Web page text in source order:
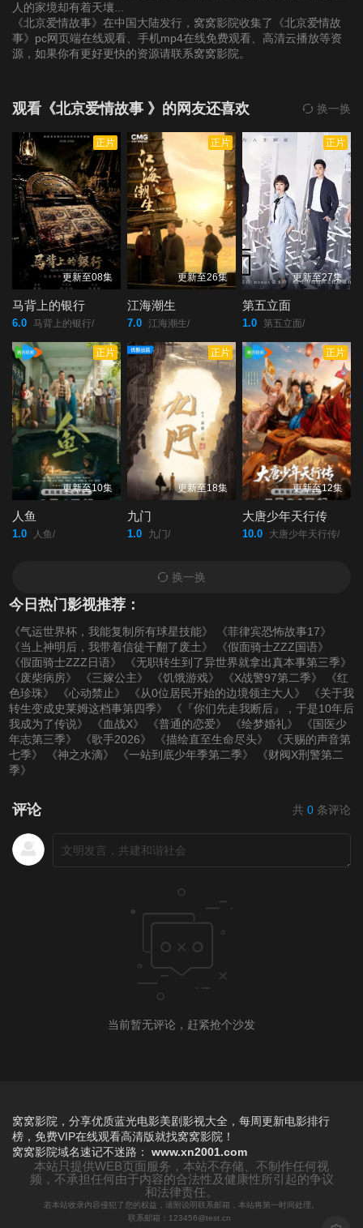
第37集 第38集 第39集
人的家境却有着天壤...
《北京爱情故事》在中国大陆发行，窝窝影院收集了《北京爱情故
事》pc网页端在线观看、手机mp4在线免费观看、高清云播放等资
源，如果你有更好更快的资源请联系窝窝影院。
观看《北京爱情故事 》的网友还喜欢 换一换
正片
更新至08集
马背上的银行
6.0 马背上的银行/
正片
更新至26集
江海潮生
7.0 江海潮生/
正片
更新至27集
第五立面
1.0 第五立面/
正片
更新至10集
人鱼
1.0 人鱼/
正片
更新至18集
九门
1.0 九门/
正片
更新至12集
大唐少年天行传
10.0 大唐少年天行传/
换一换
今日热门影视推荐：
《气运世界杯，我能复制所有球星技能》
《菲律宾恐怖故事17》
《当上神明后，我带着信徒干翻了废土》
《假面骑士ZZZ国语》
《假面骑士ZZZ日语》
《无职转生到了异世界就拿出真本事第三季》
《废柴病房》
《三嫁公主》 《饥饿游戏》 《X战警97第二季》
《红
色珍珠》
《心动禁止》 《从0位居民开始的边境领主大人》
《关于我
转生变成史莱姆这档事第四季》
《『你们先走我断后』，于是10年后
我成为了传说》
《血战X》 《普通的恋爱》 《绘梦婚礼》
《国医少
年志第三季》
《歌手2026》 《描绘直至生命尽头》
《天赐的声音第
七季》
《神之水滴》 《一站到底少年季第二季》
《财阀X刑警第二
季》
评论 共 0 条评论
当前暂无评论，赶紧抢个沙发
窝窝影院，分享优质蓝光电影美剧影视大全，每周更新电影排行
榜，免费VIP在线观看高清版就找窝窝影院！
窝窝影院域名速记不迷路： www.xn2001.com
本站只提供WEB页面服务，本站不存储、不制作任何视
频，不承担任何由于内容的合法性及健康性所引起的争议
和法律责任。
若本站收录内容侵犯了您的权益，请附说明联系邮箱，本站将第一时间处理。
联系邮箱：123456@test.cn